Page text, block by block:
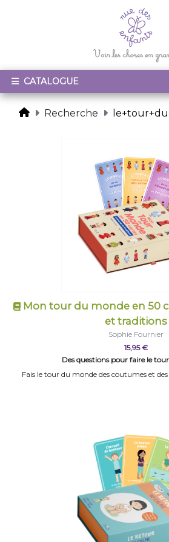
CATALOGUE
Recherche
Mon tour du monde en 50
et traditions
Sophie Fournier
15,95 €
Des questions pour faire le
Fais le tour du monde des coutumes et